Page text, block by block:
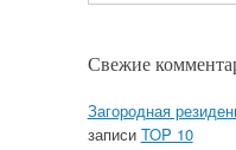
Свежие
Загородная
записи TOP 10